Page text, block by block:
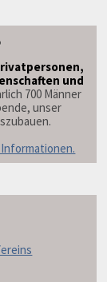
und
700 Männer
unser